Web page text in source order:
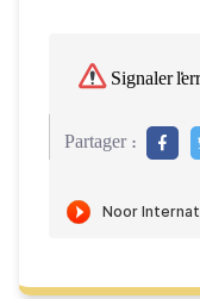
Signaler
Partager :